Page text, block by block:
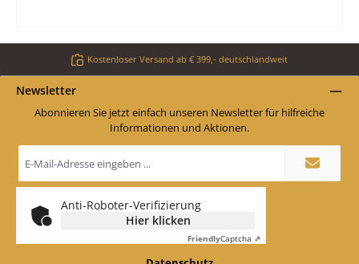
Kostenloser Versand ab € 399,- deutschlandweit
Newsletter
Abonnieren Sie jetzt einfach unseren Newsletter für hilfreiche
Informationen und Aktionen.
Mail-
Adresse
*
Anti-Roboter-Verifizierung
Hier klicken
FriendlyCaptcha ⇗